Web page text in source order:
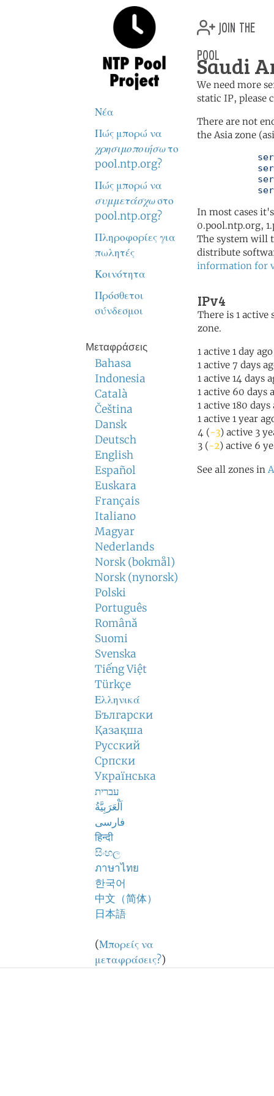
Νέα
Πώς μπορώ να
χρησιμοποιήσωτο
pool.ntp.org?
Πώς μπορώ να
συμμετάσχωστο
pool.ntp.org?
Πληροφορίες για
πωλητές
Κοινότητα
Πρόσθετοι
σύνδεσμοι
Μεταφράσεις
Bahasa
Indonesia
Català
Čeština
Dansk
Deutsch
English
Español
Euskara
Français
Italiano
Magyar
Nederlands
Norsk (bokmål)
Norsk (nynorsk)
Polski
Português
Română
Suomi
Svenska
Tiếng Việt
Türkçe
Ελληνικά
Български
Қазақша
Русский
Српски
Українська
עברית
اَلْعَرَبِيَّةُ
فارسی
हिन्दी
සිංහල
ภาษาไทย
한국어
中文（简体）
日本語
(Μπορείς να
μεταφράσεις?)
join the
pool
Saudi
We need more
static IP, please
There are not
the Asia zone
In most cases
0.pool.ntp.org,
The system will
distribute
information for
IPv4
There is 1 active
zone.
1 active 1 day ago
1 active 7 days
1 active 14 days
1 active 60 days
1 active 180 days
1 active 1 year
4 (-3) active 3
3 (-2) active 6
See all zones in